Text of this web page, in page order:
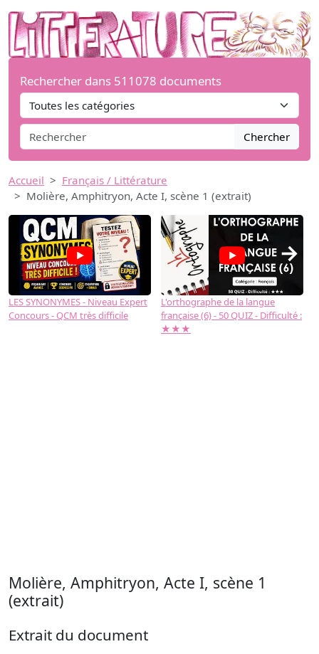
Rechercher dans 511078 documents
Chercher
Accueil
Français / Littérature
Molière, Amphitryon, Acte I, scène 1 (extrait)
LES SYNONYMES - Niveau Expert
Concours - QCM très difficile
L'orthographe de la langue
française (6) - 50 QUIZ - Difficulté :
★★★
→
Molière, Amphitryon, Acte I, scène 1
(extrait)
Extrait du document